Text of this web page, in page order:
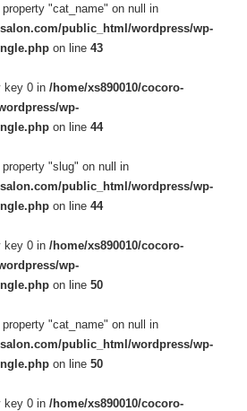
"cat_name" on null in
public_html/wordpress/wp-
on line43
key 0 in/home/xs890010/cocoro-
wp-
on line44
"slug" on null in
public_html/wordpress/wp-
on line44
key 0 in/home/xs890010/cocoro-
wp-
on line50
"cat_name" on null in
public_html/wordpress/wp-
on line50
key 0 in/home/xs890010/cocoro-